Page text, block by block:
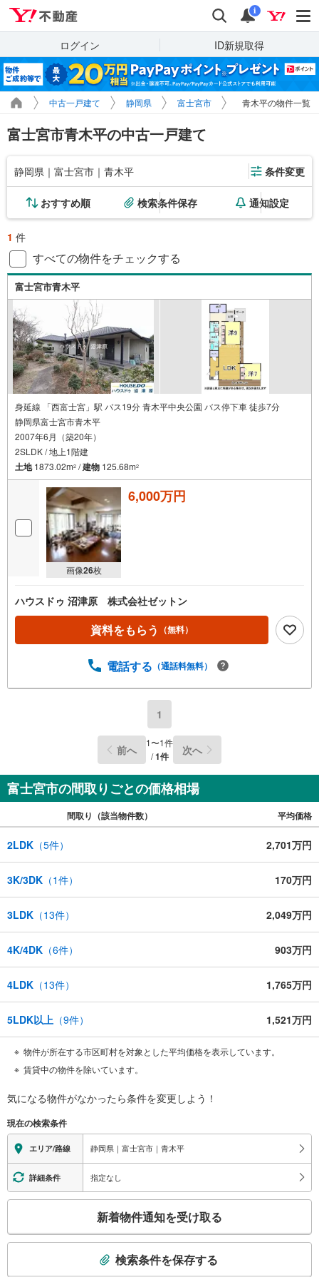
検索 通知
i
ログイン ID新規取得
中古一戸建て 静岡県 富士宮市 青木平の物件一覧
富士宮市青木平の中古一戸建て
静岡県｜富士宮市｜青木平 条件変更
おすすめ順 検索条件保存 通知設定
1 件
すべての物件をチェックする
富士宮市青木平
身延線 「西富士宮」駅 バス19分 青木平中央公園 バス停下車 徒歩7分
静岡県富士宮市青木平
2007年6月（築20年）
2SLDK / 地上1階建
土地1873.02m2 /建物 125.68m2
画像26枚
6,000万円
ハウスドゥ 沼津原 株式会社ゼットン
資料をもらう （無料）
電話する （通話料無料）
1
前へ 1〜1件
/1件 次へ
富士宮市の間取りごとの価格相場
間取り（該当物件数） 平均価格
2LDK （5件） 2,701万円
3K/3DK （1件） 170万円
3LDK （13件） 2,049万円
4K/4DK （6件） 903万円
4LDK （13件） 1,765万円
5LDK以上 （9件） 1,521万円
物件が所在する市区町村を対象とした平均価格を表示しています。
賃貸中の物件を除いています。
気になる物件がなかったら条件を変更しよう！
現在の検索条件
エリア/路線 静岡県｜富士宮市｜青木平
詳細条件 指定なし
検
新着物件通知を受け取る
検索条件を保存する